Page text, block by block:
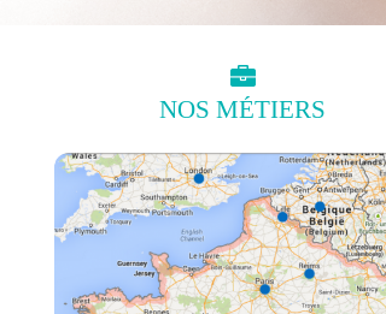
NOS MÉTIERS